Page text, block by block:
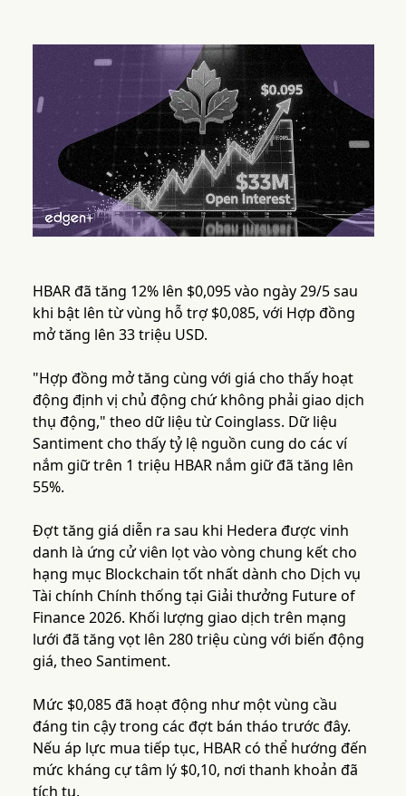
HBAR đã tăng 12% lên $0,095 vào ngày 29/5 sau
khi bật lên từ vùng hỗ trợ $0,085, với Hợp đồng
mở tăng lên 33 triệu USD.
"Hợp đồng mở tăng cùng với giá cho thấy hoạt
động định vị chủ động chứ không phải giao dịch
thụ động," theo dữ liệu từ Coinglass. Dữ liệu
Santiment cho thấy tỷ lệ nguồn cung do các ví
nắm giữ trên 1 triệu HBAR nắm giữ đã tăng lên
55%.
Đợt tăng giá diễn ra sau khi Hedera được vinh
danh là ứng cử viên lọt vào vòng chung kết cho
hạng mục Blockchain tốt nhất dành cho Dịch vụ
Tài chính Chính thống tại Giải thưởng Future of
Finance 2026. Khối lượng giao dịch trên mạng
lưới đã tăng vọt lên 280 triệu cùng với biến động
giá, theo Santiment.
Mức $0,085 đã hoạt động như một vùng cầu
đáng tin cậy trong các đợt bán tháo trước đây.
Nếu áp lực mua tiếp tục, HBAR có thể hướng đến
mức kháng cự tâm lý $0,10, nơi thanh khoản đã
tích tụ.